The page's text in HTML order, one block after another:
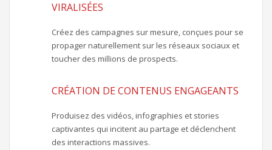
VIRALISÉES
Créez des campagnes sur mesure, conçues pour se
propager naturellement sur les réseaux sociaux et
toucher des millions de prospects.
CRÉATION DE CONTENUS ENGAGEANTS
Produisez des vidéos, infographies et stories
captivantes qui incitent au partage et déclenchent
des interactions massives.